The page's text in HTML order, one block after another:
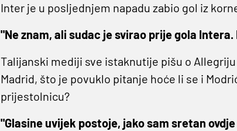
Inter je u posljednjem napadu zabio gol iz
"Ne znam, ali sudac je svirao prije gola Intera.
Talijanski mediji sve istaknutije pišu o
Madrid, što je povuklo pitanje hoće li se i
prijestolnicu?
"Glasine uvijek postoje, jako sam sretan